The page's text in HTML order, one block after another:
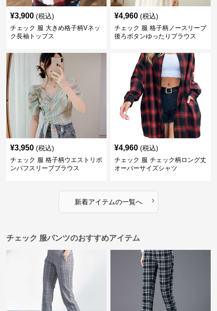
¥3,900 (税込)
チェック 服 大きめ格子柄Vネッ
ク長袖トップス
¥4,960 (税込)
チェック 服 格子柄ノースリーブ
後ろボタンゆったりブラウス
¥3,950 (税込)
チェック 服 格子柄ウエストリボ
ンパフスリーブブラウス
¥4,960 (税込)
チェック 服 チェック柄ロング丈
オーバーサイズシャツ
新着アイテムの一覧へ ›
チェック 服パンツのおすすめアイテム